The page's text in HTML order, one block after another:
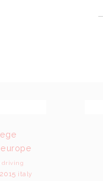
europe
driving
italy